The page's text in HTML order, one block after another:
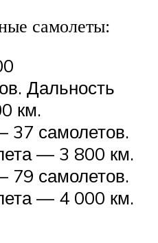
самолеты:
Дальность
км.
самолетов.
— 3 800 км.
самолетов.
— 4 000 км.